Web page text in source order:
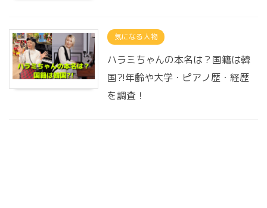
気になる人物
ハラミちゃんの本名は？国籍は韓
国?!年齢や大学・ピアノ歴・経歴
を調査！